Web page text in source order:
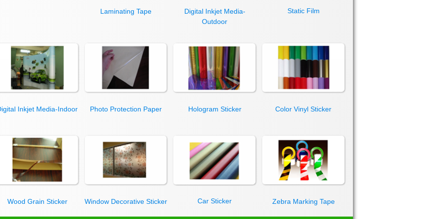
Laminating Tape
Digital Inkjet Media-
Outdoor
Static Film
Inkjet Media-Indoor Photo Protection Paper Hologram Sticker Color Vinyl Sticker
Wood Grain Sticker Window Decorative Sticker Car Sticker Zebra Marking Tape